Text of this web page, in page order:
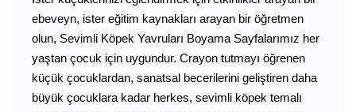
ebeveyn, ister eğitim kaynakları arayan bir öğretmen
olun, Sevimli Köpek Yavruları Boyama Sayfalarımız her
yaştan çocuk için uygundur. Crayon tutmayı öğrenen
küçük çocuklardan, sanatsal becerilerini geliştiren daha
büyük çocuklara kadar herkes, sevimli köpek temalı